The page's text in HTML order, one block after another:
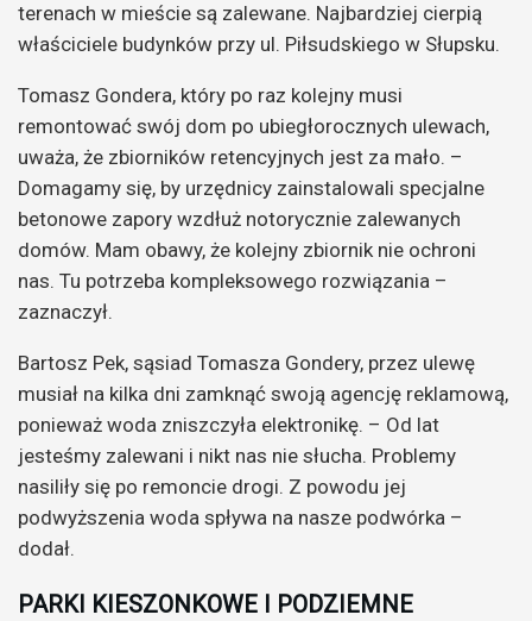
terenach w mieście są zalewane. Najbardziej cierpią
właściciele budynków przy ul. Piłsudskiego w Słupsku.
Tomasz Gondera, który po raz kolejny musi
remontować swój dom po ubiegłorocznych ulewach,
uważa, że zbiorników retencyjnych jest za mało. –
Domagamy się, by urzędnicy zainstalowali specjalne
betonowe zapory wzdłuż notorycznie zalewanych
domów. Mam obawy, że kolejny zbiornik nie ochroni
nas. Tu potrzeba kompleksowego rozwiązania –
zaznaczył.
Bartosz Pek, sąsiad Tomasza Gondery, przez ulewę
musiał na kilka dni zamknąć swoją agencję reklamową,
ponieważ woda zniszczyła elektronikę. – Od lat
jesteśmy zalewani i nikt nas nie słucha. Problemy
nasiliły się po remoncie drogi. Z powodu jej
podwyższenia woda spływa na nasze podwórka –
dodał.
PARKI KIESZONKOWE I PODZIEMNE